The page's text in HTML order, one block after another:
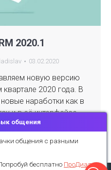
общения
общения с разными
бесплатно ПроДиалоги
2020.1
03.02.2020
новую версию
квартале 2020 года. В
наработки как в
и в её интерфейсе.